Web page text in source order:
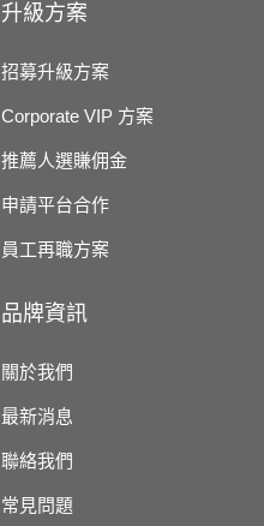
升級方案
招募升級方案
Corporate VIP 方案
推薦人選賺佣金
申請平台合作
員工再職方案
品牌資訊
關於我們
最新消息
聯絡我們
常見問題